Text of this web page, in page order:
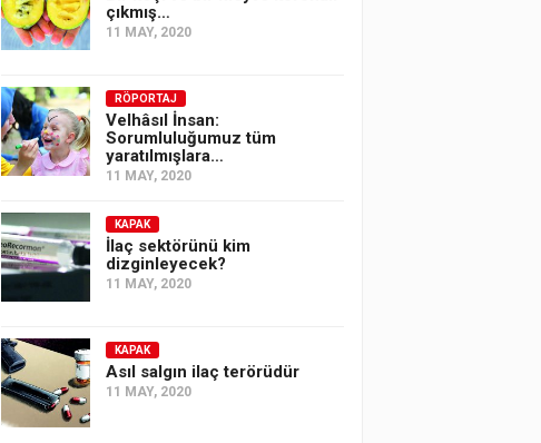
çıkmış…
11 MAY, 2020
RÖPORTAJ
Velhâsıl İnsan:
Sorumluluğumuz tüm
yaratılmışlara…
11 MAY, 2020
KAPAK
İlaç sektörünü kim
dizginleyecek?
11 MAY, 2020
KAPAK
Asıl salgın ilaç terörüdür
11 MAY, 2020